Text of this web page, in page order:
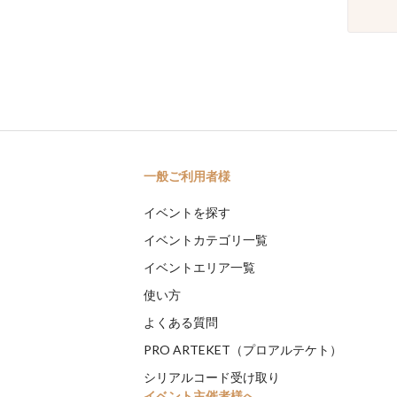
一般ご利用者様
イベントを探す
イベントカテゴリ一覧
イベントエリア一覧
使い方
よくある質問
PRO ARTEKET（プロアルテケト）
シリアルコード受け取り